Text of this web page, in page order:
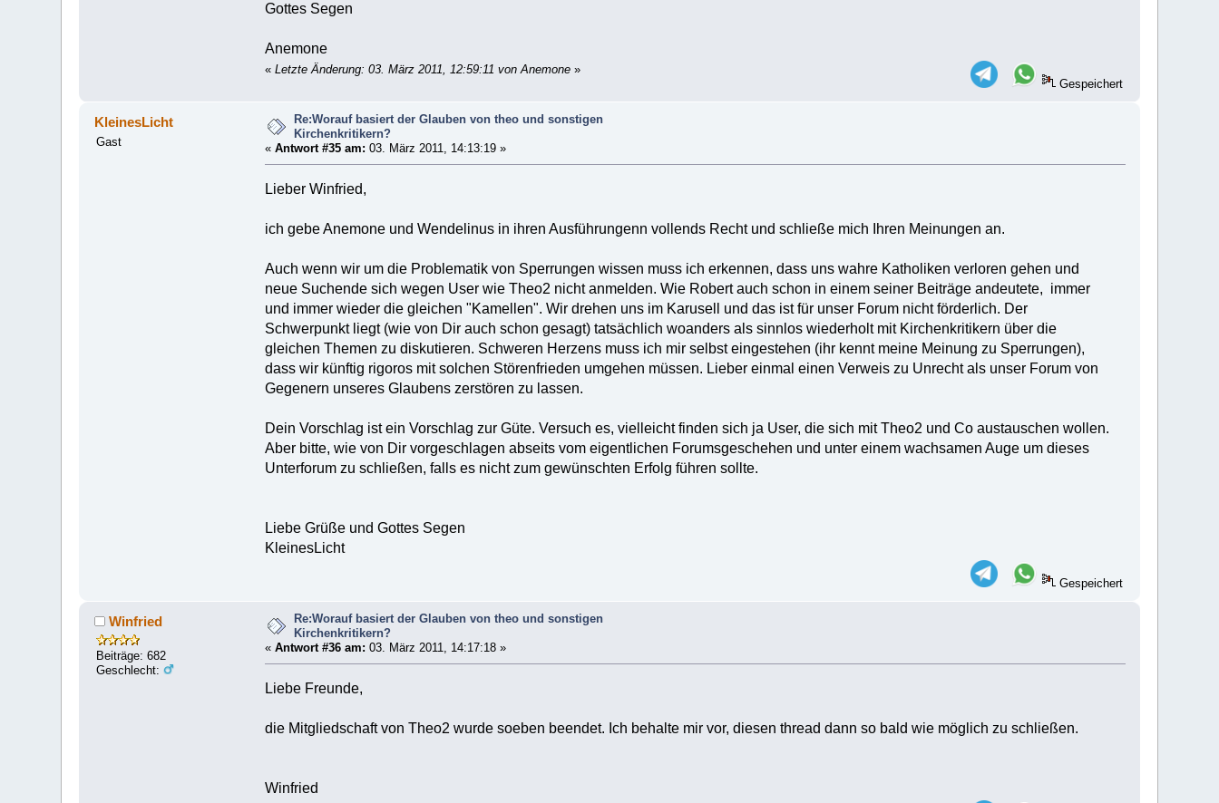
Gottes Segen
Anemone
« Letzte Änderung: 03. März 2011, 12:59:11 von Anemone »
Gespeichert
KleinesLicht
Gast
Re:Worauf basiert der Glauben von theo und sonstigen
Kirchenkritikern?
« Antwort #35 am: 03. März 2011, 14:13:19 »
Lieber Winfried,
ich gebe Anemone und Wendelinus in ihren Ausführungenn vollends Recht und schließe mich Ihren Meinungen an.
Auch wenn wir um die Problematik von Sperrungen wissen muss ich erkennen, dass uns wahre Katholiken verloren gehen und
neue Suchende sich wegen User wie Theo2 nicht anmelden. Wie Robert auch schon in einem seiner Beiträge andeutete, immer
und immer wieder die gleichen "Kamellen". Wir drehen uns im Karusell und das ist für unser Forum nicht förderlich. Der
Schwerpunkt liegt (wie von Dir auch schon gesagt) tatsächlich woanders als sinnlos wiederholt mit Kirchenkritikern über die
gleichen Themen zu diskutieren. Schweren Herzens muss ich mir selbst eingestehen (ihr kennt meine Meinung zu Sperrungen),
dass wir künftig rigoros mit solchen Störenfrieden umgehen müssen. Lieber einmal einen Verweis zu Unrecht als unser Forum von
Gegenern unseres Glaubens zerstören zu lassen.
Dein Vorschlag ist ein Vorschlag zur Güte. Versuch es, vielleicht finden sich ja User, die sich mit Theo2 und Co austauschen wollen.
Aber bitte, wie von Dir vorgeschlagen abseits vom eigentlichen Forumsgeschehen und unter einem wachsamen Auge um dieses
Unterforum zu schließen, falls es nicht zum gewünschten Erfolg führen sollte.
Liebe Grüße und Gottes Segen
KleinesLicht
Gespeichert
Winfried
Beiträge: 682
Geschlecht:
Re:Worauf basiert der Glauben von theo und sonstigen
Kirchenkritikern?
« Antwort #36 am: 03. März 2011, 14:17:18 »
Liebe Freunde,
die Mitgliedschaft von Theo2 wurde soeben beendet. Ich behalte mir vor, diesen thread dann so bald wie möglich zu schließen.
Winfried